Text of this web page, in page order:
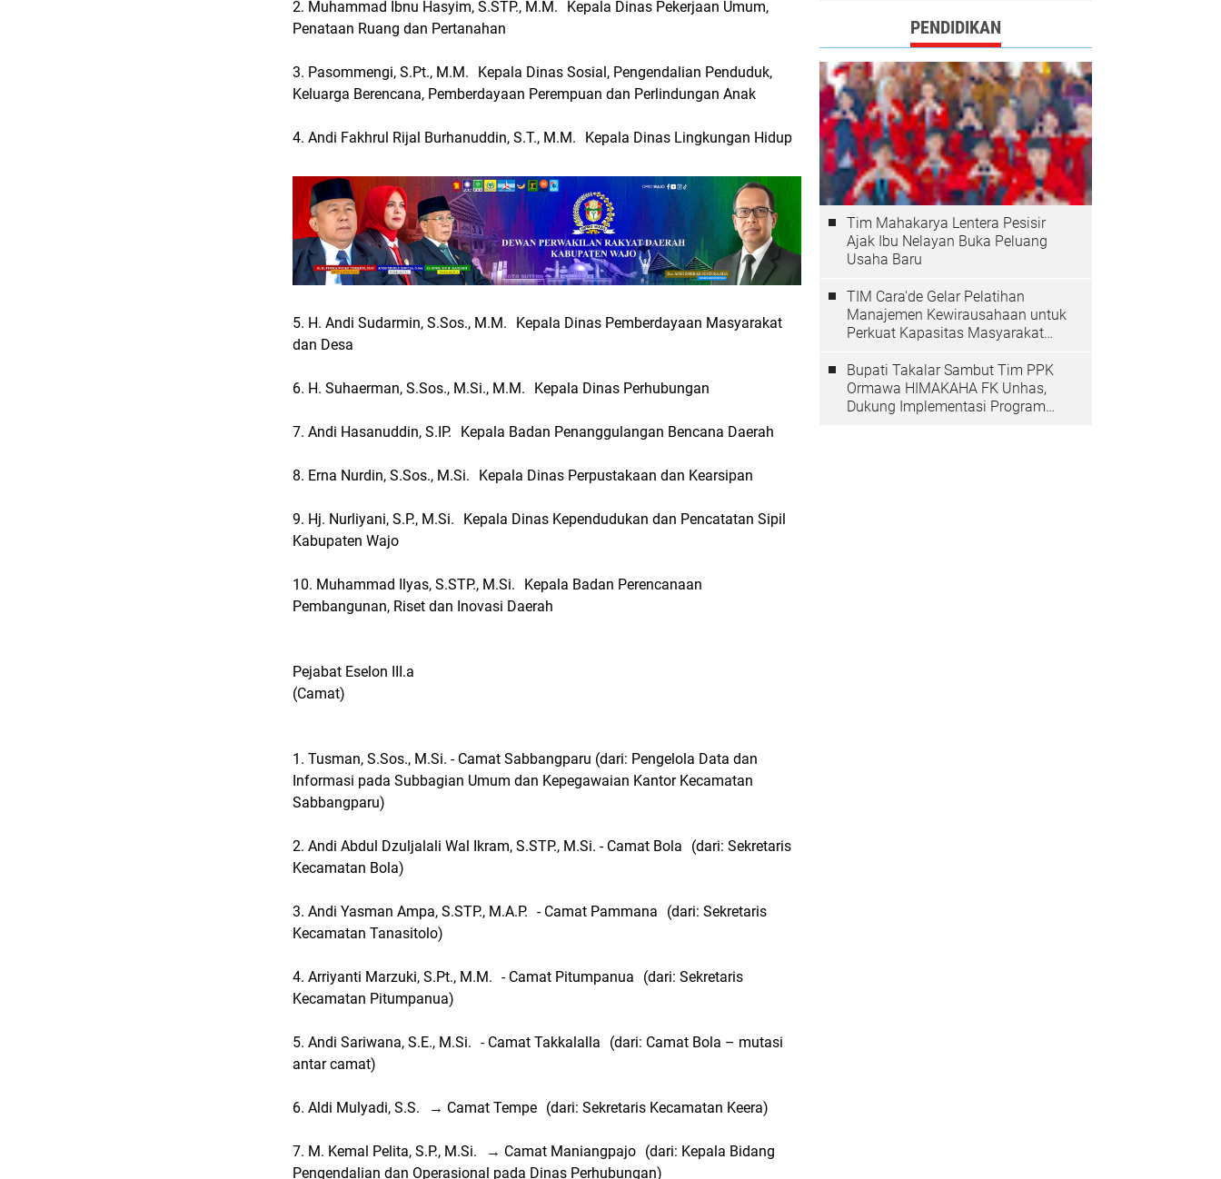
2. Muhammad Ibnu Hasyim, S.STP., M.M. Kepala Dinas Pekerjaan Umum,
Penataan Ruang dan Pertanahan
3. Pasommengi, S.Pt., M.M. Kepala Dinas Sosial, Pengendalian Penduduk,
Keluarga Berencana, Pemberdayaan Perempuan dan Perlindungan Anak
4. Andi Fakhrul Rijal Burhanuddin, S.T., M.M. Kepala Dinas Lingkungan Hidup
5. H. Andi Sudarmin, S.Sos., M.M. Kepala Dinas Pemberdayaan Masyarakat
dan Desa
6. H. Suhaerman, S.Sos., M.Si., M.M. Kepala Dinas Perhubungan
7. Andi Hasanuddin, S.IP. Kepala Badan Penanggulangan Bencana Daerah
8. Erna Nurdin, S.Sos., M.Si. Kepala Dinas Perpustakaan dan Kearsipan
9. Hj. Nurliyani, S.P., M.Si. Kepala Dinas Kependudukan dan Pencatatan Sipil
Kabupaten Wajo
10. Muhammad Ilyas, S.STP., M.Si. Kepala Badan Perencanaan
Pembangunan, Riset dan Inovasi Daerah
Pejabat Eselon III.a
(Camat)
1. Tusman, S.Sos., M.Si. - Camat Sabbangparu (dari: Pengelola Data dan
Informasi pada Subbagian Umum dan Kepegawaian Kantor Kecamatan
Sabbangparu)
2. Andi Abdul Dzuljalali Wal Ikram, S.STP., M.Si. - Camat Bola (dari: Sekretaris
Kecamatan Bola)
3. Andi Yasman Ampa, S.STP., M.A.P. - Camat Pammana (dari: Sekretaris
Kecamatan Tanasitolo)
4. Arriyanti Marzuki, S.Pt., M.M. - Camat Pitumpanua (dari: Sekretaris
Kecamatan Pitumpanua)
5. Andi Sariwana, S.E., M.Si. - Camat Takkalalla (dari: Camat Bola – mutasi
antar camat)
6. Aldi Mulyadi, S.S. → Camat Tempe (dari: Sekretaris Kecamatan Keera)
7. M. Kemal Pelita, S.P., M.Si. → Camat Maniangpajo (dari: Kepala Bidang
Pengendalian dan Operasional pada Dinas Perhubungan)
PENDIDIKAN
Tim Mahakarya Lentera Pesisir
Ajak Ibu Nelayan Buka Peluang
Usaha Baru
TIM Cara'de Gelar Pelatihan
Manajemen Kewirausahaan untuk
Perkuat Kapasitas Masyarakat
Bupati Takalar Sambut Tim PPK
Ormawa HIMAKAHA FK Unhas,
Dukung Implementasi Program